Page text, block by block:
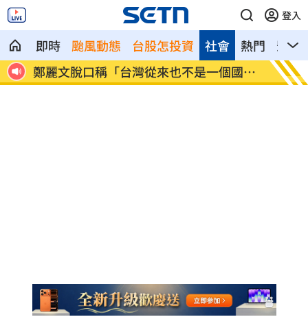
登入
即時 颱風動態 台股怎投資 熱門 影音
社會
況
鄭麗文脫口稱「台灣從來也不是一個國
家」
身價
做